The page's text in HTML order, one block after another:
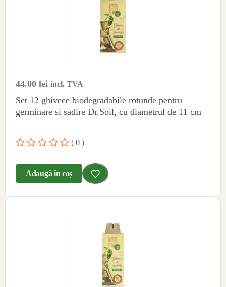
44.00 lei incl. TVA
Set 12 ghivece biodegradabile rotunde pentru
germinare si sadire Dr.Soil, cu diametrul de 11 cm
( 0 )
Adaugă în coș